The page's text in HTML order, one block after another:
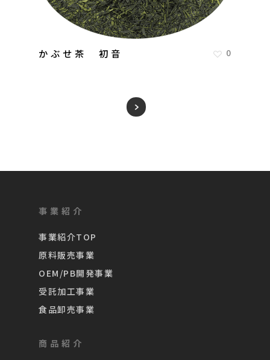
かぶせ茶 初音 0
事業紹介
事業紹介TOP
原料販売事業
OEM/PB開発事業
受託加工事業
食品卸売事業
商品紹介